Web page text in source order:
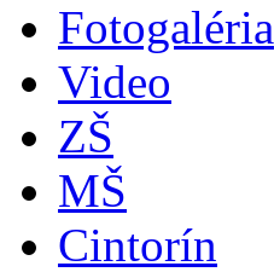
Fotogaléria
Video
ZŠ
MŠ
Cintorín